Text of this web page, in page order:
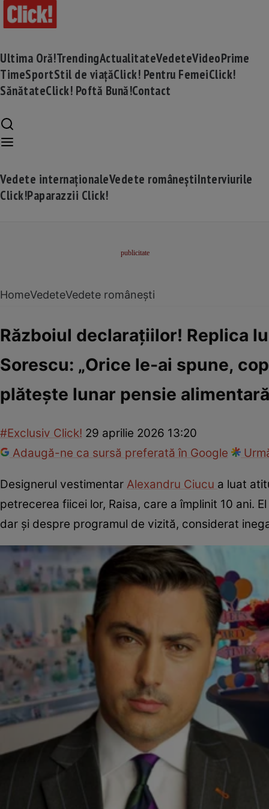
Ultima Oră!TrendingActualitateVedeteVideoPrime
TimeSportStil de viațăClick! Pentru FemeiClick!
SănătateClick! Poftă Bună!Contact
Vedete internaționaleVedete româneștiInterviurile
Click!Paparazzii Click!
HomeVedeteVedete românești
Războiul declarațiilor! Replica
Sorescu: „Orice le-ai spune,
plătește lunar pensie
#Exclusiv Click! 29 aprilie 2026 13:20
Adaugă-ne ca sursă preferată în Google
Designerul vestimentar Alexandru Ciucu a luat
petrecerea fiicei lor, Raisa, care a împlinit 10 ani.
dar și despre programul de vizită, considerat